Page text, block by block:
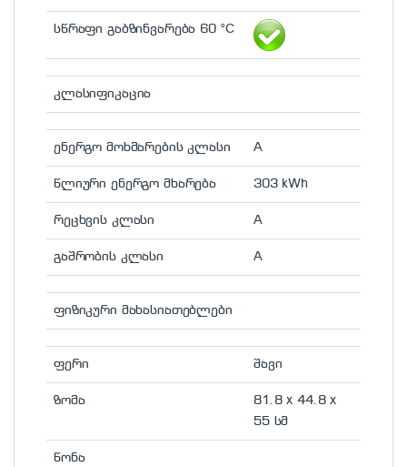
სწრაფი გაბზინვარება 60 °С
კლასიფიკაცია
ენერგო მოხმარების კლასი A
წლიური ენერგო მხარება 303 kWh
რეცხვის კლასი A
გაშრობის კლასი A
ფიზიკური მახასიათებლები
ფერი შავი
ზომა
81.8 x 44.8 x
55 სმ
წონა